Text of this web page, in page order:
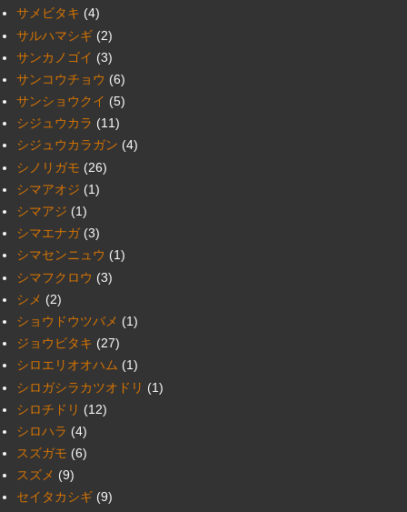
サメビタキ (4)
サルハマシギ (2)
サンカノゴイ (3)
サンコウチョウ (6)
サンショウクイ (5)
シジュウカラ (11)
シジュウカラガン (4)
シノリガモ (26)
シマアオジ (1)
シマアジ (1)
シマエナガ (3)
シマセンニュウ (1)
シマフクロウ (3)
シメ (2)
ショウドウツバメ (1)
ジョウビタキ (27)
シロエリオオハム (1)
シロガシラカツオドリ (1)
シロチドリ (12)
シロハラ (4)
スズガモ (6)
スズメ (9)
セイタカシギ (9)